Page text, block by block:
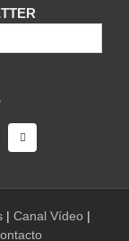
| Canal Vídeo |